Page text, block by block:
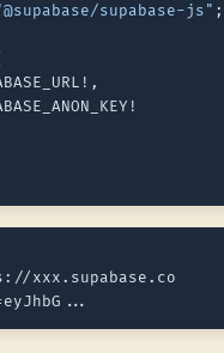
supabase-js" ;
!,
!
xxx.supabase.co